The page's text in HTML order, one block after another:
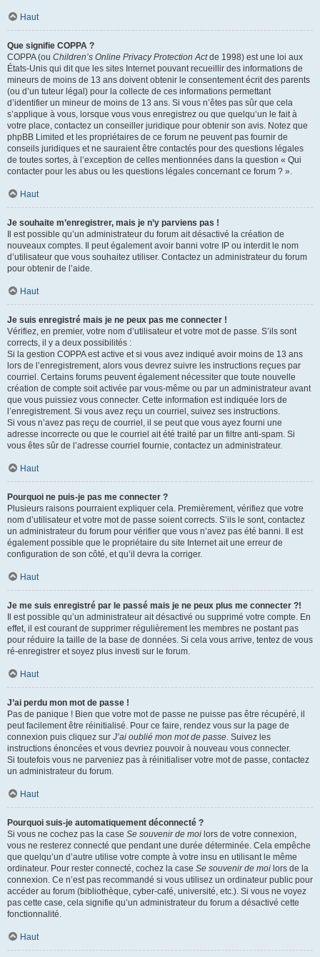
Haut
Que signifie COPPA ?
COPPA (ou Children’s Online Privacy Protection Actde 1998) est une loi aux
États-Unis qui dit que les sites Internet pouvant recueillir des informations de
mineurs de moins de 13 ans doivent obtenir le consentement écrit des parents
(ou d’un tuteur légal) pour la collecte de ces informations permettant
d’identifier un mineur de moins de 13 ans. Si vous n’êtes pas sûr que cela
s’applique à vous, lorsque vous vous enregistrez ou que quelqu’un le fait à
votre place, contactez un conseiller juridique pour obtenir son avis. Notez que
phpBB Limited et les propriétaires de ce forum ne peuvent pas fournir de
conseils juridiques et ne sauraient être contactés pour des questions légales
de toutes sortes, à l’exception de celles mentionnées dans la question « Qui
contacter pour les abus ou les questions légales concernant ce forum ? ».
Haut
Je souhaite m’enregistrer, mais je n’y parviens pas !
Il est possible qu’un administrateur du forum ait désactivé la création de
nouveaux comptes. Il peut également avoir banni votre IP ou interdit le nom
d’utilisateur que vous souhaitez utiliser. Contactez un administrateur du forum
pour obtenir de l’aide.
Haut
Je suis enregistré mais je ne peux pas me connecter !
Vérifiez, en premier, votre nom d’utilisateur et votre mot de passe. S’ils sont
corrects, il y a deux possibilités :
Si la gestion COPPA est active et si vous avez indiqué avoir moins de 13 ans
lors de l’enregistrement, alors vous devrez suivre les instructions reçues par
courriel. Certains forums peuvent également nécessiter que toute nouvelle
création de compte soit activée par vous-même ou par un administrateur avant
que vous puissiez vous connecter. Cette information est indiquée lors de
l’enregistrement. Si vous avez reçu un courriel, suivez ses instructions.
Si vous n’avez pas reçu de courriel, il se peut que vous ayez fourni une
adresse incorrecte ou que le courriel ait été traité par un filtre anti-spam. Si
vous êtes sûr de l’adresse courriel fournie, contactez un administrateur.
Haut
Pourquoi ne puis-je pas me connecter ?
Plusieurs raisons pourraient expliquer cela. Premièrement, vérifiez que votre
nom d’utilisateur et votre mot de passe soient corrects. S’ils le sont, contactez
un administrateur du forum pour vérifier que vous n’avez pas été banni. Il est
également possible que le propriétaire du site Internet ait une erreur de
configuration de son côté, et qu’il devra la corriger.
Haut
Je me suis enregistré par le passé mais je ne peux plus me connecter ?!
Il est possible qu’un administrateur ait désactivé ou supprimé votre compte. En
effet, il est courant de supprimer régulièrement les membres ne postant pas
pour réduire la taille de la base de données. Si cela vous arrive, tentez de vous
ré-enregistrer et soyez plus investi sur le forum.
Haut
J’ai perdu mon mot de passe !
Pas de panique ! Bien que votre mot de passe ne puisse pas être récupéré, il
peut facilement être réinitialisé. Pour ce faire, rendez vous sur la page de
connexion puis cliquez sur J’ai oublié mon mot de passe. Suivez les
instructions énoncées et vous devriez pouvoir à nouveau vous connecter.
Si toutefois vous ne parveniez pas à réinitialiser votre mot de passe, contactez
un administrateur du forum.
Haut
Pourquoi suis-je automatiquement déconnecté ?
Si vous ne cochez pas la case Se souvenir de moi lors de votre connexion,
vous ne resterez connecté que pendant une durée déterminée. Cela empêche
que quelqu’un d’autre utilise votre compte à votre insu en utilisant le même
ordinateur. Pour rester connecté, cochez la case Se souvenir de moi lors de la
connexion. Ce n’est pas recommandé si vous utilisez un ordinateur public pour
accéder au forum (bibliothèque, cyber-café, université, etc.). Si vous ne voyez
pas cette case, cela signifie qu’un administrateur du forum a désactivé cette
fonctionnalité.
Haut